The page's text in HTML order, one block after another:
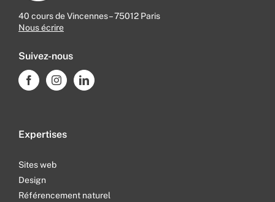
40 cours de Vincennes – 75012 Paris
Nous écrire
Suivez-nous
Expertises
Sites web
Design
Référencement naturel